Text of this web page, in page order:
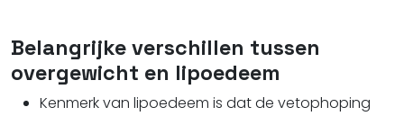
Belangrijke verschillen tussen
overgewicht en lipoedeem
Kenmerk van lipoedeem is dat de vetophoping